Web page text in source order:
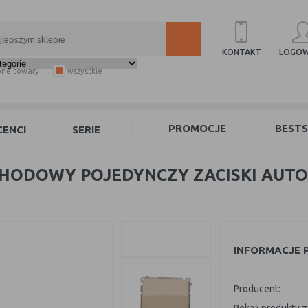
towary wszystkie
KONTAKT
SERIE PROMOCJE
POJEDYNCZY ZACISKI
INFORMACJE
Producent: